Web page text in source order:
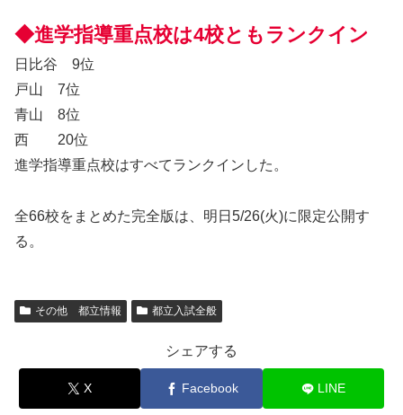
◆進学指導重点校は4校ともランクイン
日比谷 9位
戸山 7位
青山 8位
西 20位
進学指導重点校はすべてランクインした。
全66校をまとめた完全版は、明日5/26(火)に限定公開す
る。
その他 都立情報 都立入試全般
シェアする
X Facebook LINE